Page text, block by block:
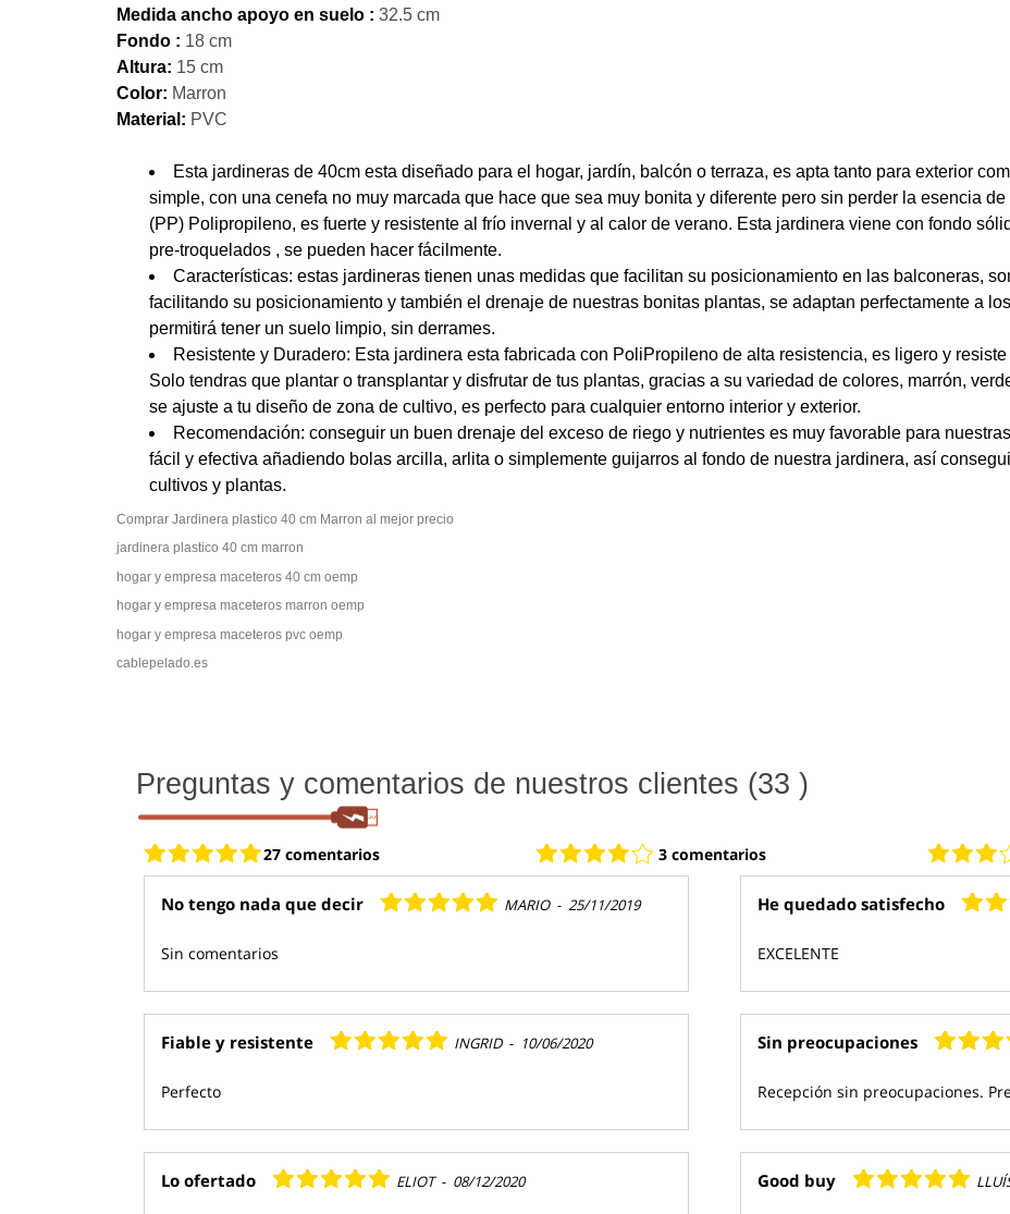
Medida ancho apoyo en suelo : 32.5 cm
Fondo : 18 cm
Altura: 15 cm
Color: Marron
Material: PVC
Esta jardineras de 40cm esta diseñado para el hogar, jardín, balcón o terraza, es apta tanto para exterior
simple, con una cenefa no muy marcada que hace que sea muy bonita y diferente pero sin perder la esencia
(PP) Polipropileno, es fuerte y resistente al frío invernal y al calor de verano. Esta jardinera viene con fondo
pre-troquelados , se pueden hacer fácilmente.
Características: estas jardineras tienen unas medidas que facilitan su posicionamiento en las balconeras,
facilitando su posicionamiento y también el drenaje de nuestras bonitas plantas, se adaptan perfectamente a
permitirá tener un suelo limpio, sin derrames.
Resistente y Duradero: Esta jardinera esta fabricada con PoliPropileno de alta resistencia, es ligero y
Solo tendras que plantar o transplantar y disfrutar de tus plantas, gracias a su variedad de colores, marrón,
se ajuste a tu diseño de zona de cultivo, es perfecto para cualquier entorno interior y exterior.
Recomendación: conseguir un buen drenaje del exceso de riego y nutrientes es muy favorable para
fácil y efectiva añadiendo bolas arcilla, arlita o simplemente guijarros al fondo de nuestra jardinera, así
cultivos y plantas.
Comprar Jardinera plastico 40 cm Marron al mejor precio
jardinera plastico 40 cm marron
hogar y empresa maceteros 40 cm oemp
hogar y empresa maceteros marron oemp
hogar y empresa maceteros pvc oemp
cablepelado.es
Preguntas y comentarios de nuestros clientes (33 )
27 comentarios 3 comentarios
No tengo nada que decir MARIO - 25/11/2019
Sin comentarios
Fiable y resistente INGRID - 10/06/2020
Perfecto
Lo ofertado ELIOT - 08/12/2020
He quedado satisfecho
EXCELENTE
Sin preocupaciones
Recepción sin preocupaciones.
Good buy